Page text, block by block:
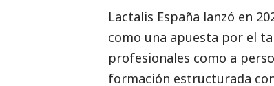
Lactalis España lanzó en
como una apuesta por el
profesionales como a
formación estructurada